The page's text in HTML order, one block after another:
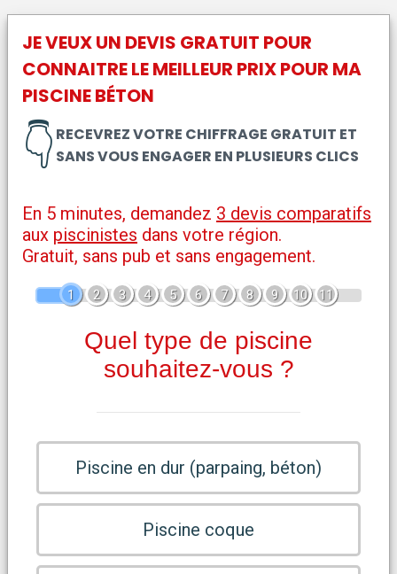
JE VEUX UN DEVIS GRATUIT POUR
CONNAITRE LE MEILLEUR PRIX POUR MA
PISCINE BÉTON
RECEVREZ VOTRE CHIFFRAGE GRATUIT ET
SANS VOUS ENGAGER EN PLUSIEURS CLICS
👇
En 5 minutes, demandez 3 devis comparatifs
aux piscinistes dans votre région.
Gratuit, sans pub et sans engagement.
1 2 3 4 5 6 7 8 9 10 11
Quel type de piscine
souhaitez-vous ?
Piscine en dur (parpaing, béton)
Piscine coque